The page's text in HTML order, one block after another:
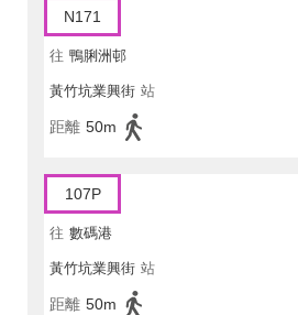
N171
往 鴨脷洲邨
黃竹坑業興街 站
距離 50m
107P
往 數碼港
黃竹坑業興街 站
距離 50m